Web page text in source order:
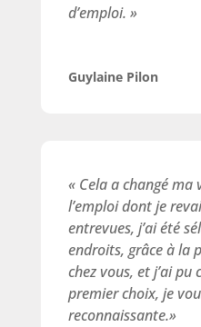
d’emploi. »
Guylaine Pilon
« Cela a changé ma
l’emploi dont je
entrevues, j’ai été
endroits, grâce à la
chez vous, et j’ai
premier choix, je
reconnaissante.»